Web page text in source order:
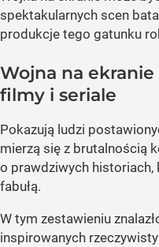
spektakularnych scen
produkcje tego gatunku
Wojna na
filmy i seriale
Pokazują ludzi
mierzą się z brutalnością
o prawdziwych
fabułą.
W tym zestawieniu
inspirowanych